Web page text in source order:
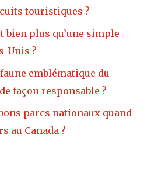
touristiques ?
bien plus qu’une simple
Unis ?
emblématique du
façon responsable ?
parcs nationaux quand
au Canada ?